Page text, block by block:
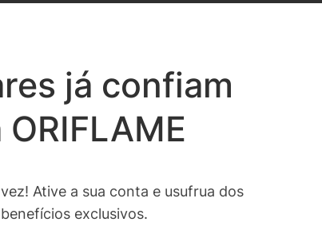
já confiam
ORIFLAME
Ative a sua conta e usufrua dos
benefícios exclusivos.